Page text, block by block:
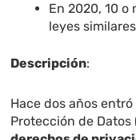
En 2020, 10 o
leyes
Descripción:
Hace dos años
Protección de Datos